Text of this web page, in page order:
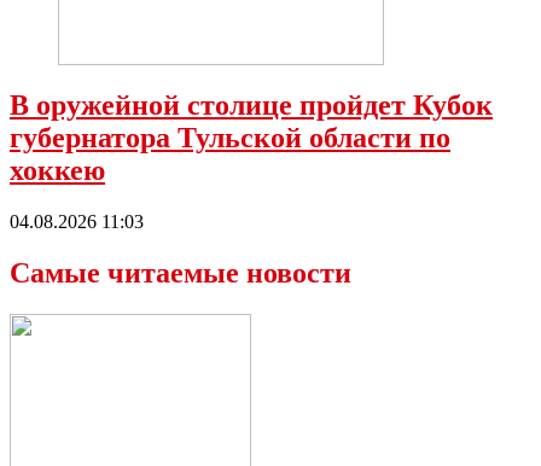
В оружейной столице пройдет Кубок
губернатора Тульской области по
хоккею
04.08.2026 11:03
Самые читаемые новости